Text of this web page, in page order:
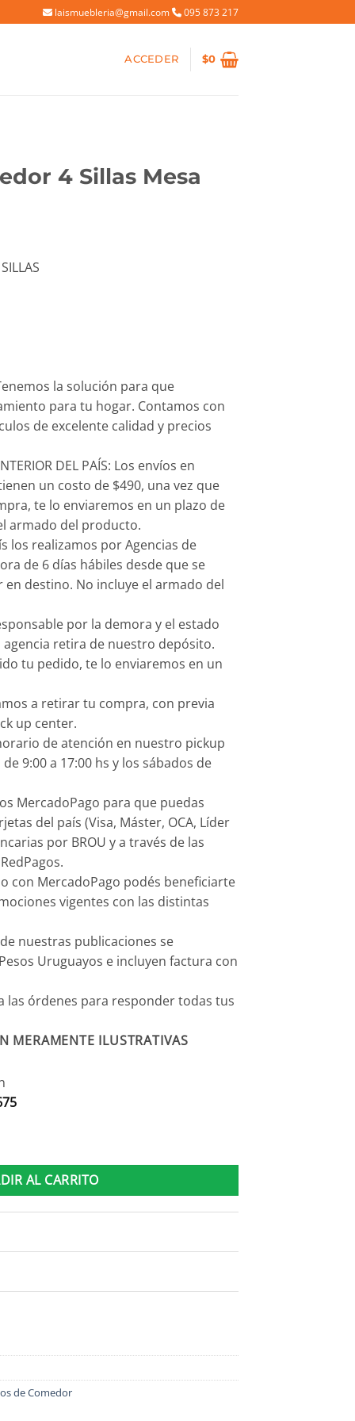
laismuebleria@gmail.com 095 873 217
ACCEDER $0
4 Sillas Mesa
Tenemos la solución para que
para tu hogar. Contamos con
de excelente calidad y precios
DEL PAÍS: Los envíos en
un costo de $490, una vez que
te lo enviaremos en un plazo de
armado del producto.
los realizamos por Agencias de
de 6 días hábiles desde que se
destino. No incluye el armado del
por la demora y el estado
retira de nuestro depósito.
tu pedido, te lo enviaremos en un
a retirar tu compra, con previa
up center.
horario de atención en nuestro pickup
9:00 a 17:00 hs y los sábados de
MercadoPago para que puedas
del país (Visa, Máster, OCA, Líder
por BROU y a través de las
con MercadoPago podés beneficiarte
vigentes con las distintas
nuestras publicaciones se
Uruguayos e incluyen factura con
a las órdenes para responder todas tus
MERAMENTE ILUSTRATIVAS
AL CARRITO
de Comedor